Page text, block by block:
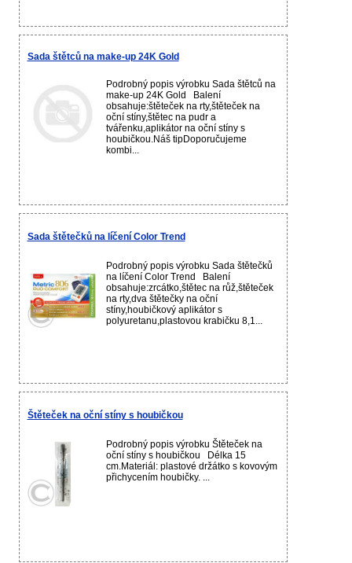
Sada štětců na make-up 24K Gold
Podrobný popis výrobku Sada štětců na
make-up 24K Gold Balení
obsahuje:štěteček na rty,štěteček na
oční stíny,štětec na pudr a
tvářenku,aplikátor na oční stíny s
houbičkou.Náš tipDoporučujeme
kombi...
Sada štětečků na líčení Color Trend
Podrobný popis výrobku Sada štětečků
na líčení Color Trend Balení
obsahuje:zrcátko,štětec na růž,štěteček
na rty,dva štětečky na oční
stíny,houbičkový aplikátor s
polyuretanu,plastovou krabičku 8,1...
Štěteček na oční stíny s houbičkou
Podrobný popis výrobku Štěteček na
oční stíny s houbičkou Délka 15
cm.Materiál: plastové držátko s kovovým
přichycením houbičky. ...